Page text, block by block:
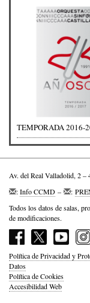
TEMPORADA 2016-
Av. del Real Valladolid, 2 –
:Info CCMD – :
Todos los datos de salas,
de modificaciones.
Política de Privacidad y
Datos
Política de Cookies
Accesibilidad Web